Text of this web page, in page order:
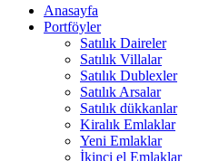
Anasayfa
Portföyler
Satılık Daireler
Satılık Villalar
Satılık Dublexler
Satılık Arsalar
Satılık dükkanlar
Kiralık Emlaklar
Yeni Emlaklar
İkinci el Emlaklar